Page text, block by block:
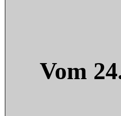
Vom